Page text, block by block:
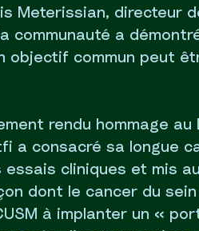
Meterissian, directeur
communauté a
objectif commun peut
rendu hommage
a consacré sa longue
cliniques et mis
dont le cancer du
à implanter un «